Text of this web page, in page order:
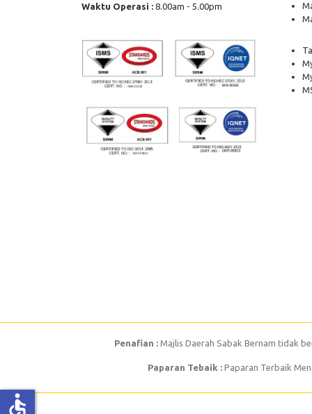
Waktu Operasi : 8.00am - 5.00pm
Penafian : Majlis Daerah Sabak Bernam tidak
Paparan Tebaik : Paparan Terbaik
accessible